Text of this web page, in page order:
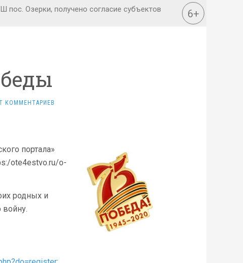
КОММЕНТАРИЕВ
портала»
ote4estvo.ru/o-
родных и